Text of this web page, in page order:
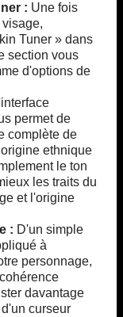
: Une fois
Tuner » dans
section vous
d'options de
permet de
complète de
ethnique
le ton
les traits du
et l'origine
: D'un simple
à
personnage,
davantage
curseur